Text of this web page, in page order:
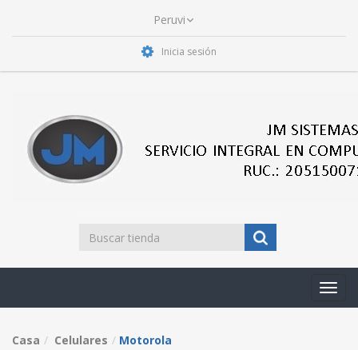
Inicia sesión
Casa Celulares Motorola